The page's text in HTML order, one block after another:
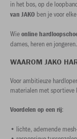
in het bos, op de
van JAKO ben je voor
Wieonline
dames, heren en jongeren.
WAAROM JAKO
Voor ambitieuze
materialen met
Voordelen op een rij:
• lichte, ademende